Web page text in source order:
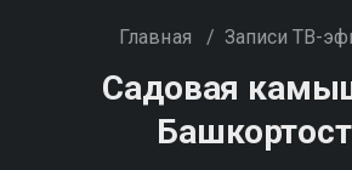
Главная / Записи ТВ-
Садовая